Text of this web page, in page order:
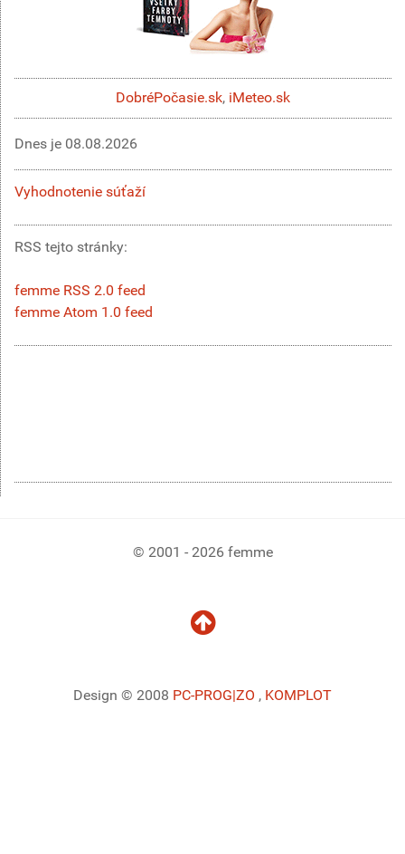
DobréPočasie.sk, iMeteo.sk
Dnes je 08.08.2026
Vyhodnotenie súťaží
RSS tejto stránky:
femme RSS 2.0 feed
femme Atom 1.0 feed
© 2001 - 2026 femme
Design © 2008 PC-PROG|ZO , KOMPLOT